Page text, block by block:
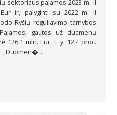
sektoriaus pajamos 2023 m. II
ir, palyginti su 2022 m. II
Ryšių reguliavimo tarnybos
gautos už duomenų
126,1 mln. Eur, t. y. 12,4 proc.
„Duomen� ...